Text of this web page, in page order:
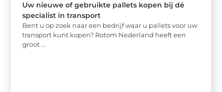
Uw nieuwe of gebruikte pallets kopen bij dé
specialist in transport
Bent u op zoek naar een bedrijf waar u pallets voor uw
transport kunt kopen? Rotom Nederland heeft een
groot ...